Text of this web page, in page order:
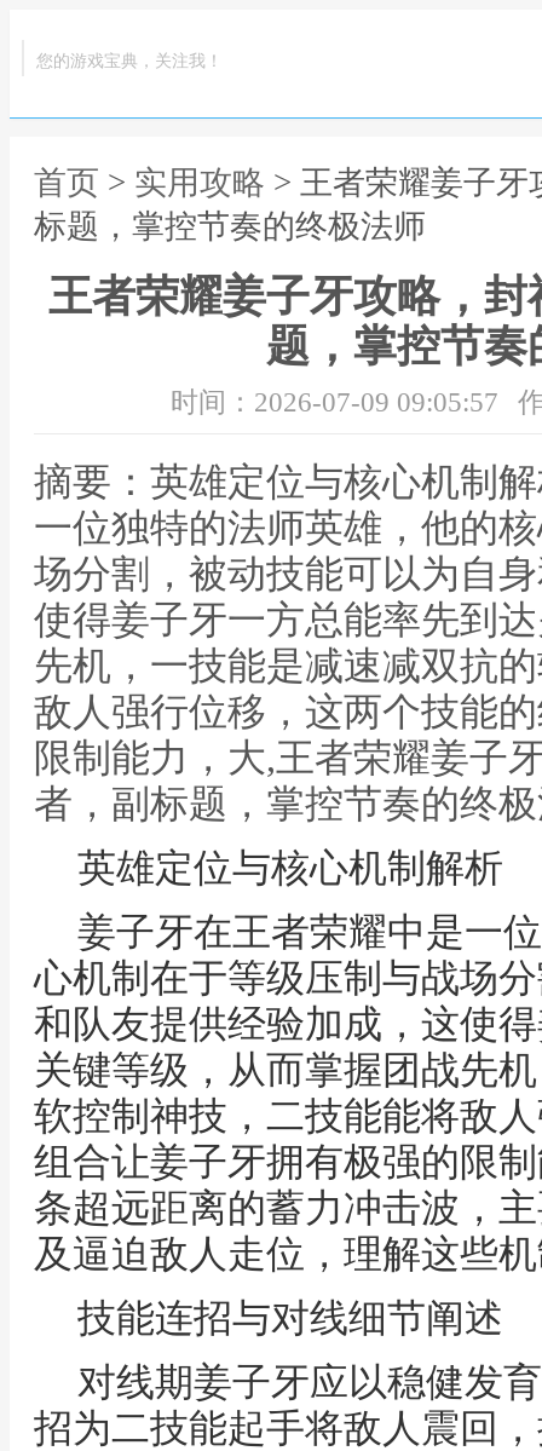
您的游戏宝典，关注我！
首页 > 实用攻略 > 王者荣耀姜子
标题，掌控节奏的终极法师
王者荣耀姜子牙攻略，
题，掌控节奏
时间：2026-07-09 09:05:57
摘要：英雄定位与核心机制
一位独特的法师英雄，他的
场分割，被动技能可以为自
使得姜子牙一方总能率先到
先机，一技能是减速减双抗
敌人强行位移，这两个技能
限制能力，大,王者荣耀姜子
者，副标题，掌控节奏的终
英雄定位与核心机制解析
姜子牙在王者荣耀中是一
心机制在于等级压制与战场
和队友提供经验加成，这使
关键等级，从而掌握团战先
软控制神技，二技能能将敌
组合让姜子牙拥有极强的限
条超远距离的蓄力冲击波，
及逼迫敌人走位，理解这些
技能连招与对线细节阐述
对线期姜子牙应以稳健发
招为二技能起手将敌人震回